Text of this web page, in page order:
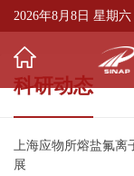
2026年8月8日 星期六
科研动态
上海应物所熔盐氟离
展